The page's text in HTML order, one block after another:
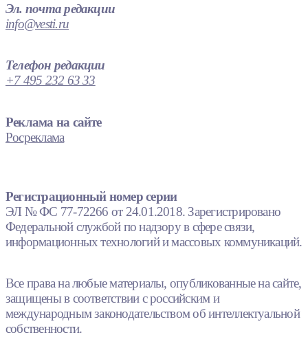
Эл. почта редакции
info@vesti.ru
Телефон редакции
+7 495 232 63 33
Реклама на сайте
Росреклама
Регистрационный номер серии
ЭЛ № ФС 77-72266 от 24.01.2018. Зарегистрировано
Федеральной службой по надзору в сфере связи,
информационных технологий и массовых коммуникаций.
Все права на любые материалы, опубликованные на сайте,
защищены в соответствии с российским и
международным законодательством об интеллектуальной
собственности.